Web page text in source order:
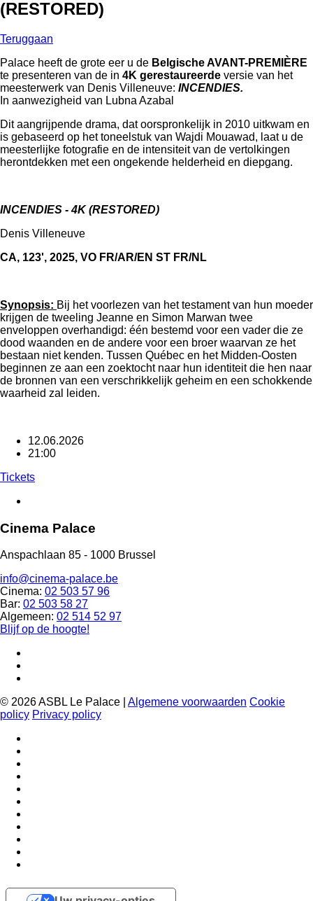
(RESTORED)
Teruggaan
Palace heeft de grote eer u de Belgische AVANT-PREMIÈRE
te presenteren van de in 4K gerestaureerde versie van het
meesterwerk van Denis Villeneuve: INCENDIES.
In aanwezigheid van Lubna Azabal
Dit aangrijpende drama, dat oorspronkelijk in 2010 uitkwam en
is gebaseerd op het toneelstuk van Wajdi Mouawad, laat u de
meesterlijke fotografie en de intensiteit van de vertolkingen
herontdekken met een ongekende helderheid en diepgang.
INCENDIES - 4K (RESTORED)
Denis Villeneuve
CA, 123', 2025, VO FR/AR/EN ST FR/NL
Synopsis: Bij het voorlezen van het testament van hun moeder
krijgen de tweeling Jeanne en Simon Marwan twee
enveloppen overhandigd: één bestemd voor een vader die ze
dood waanden en de andere voor een broer waarvan ze het
bestaan niet kenden. Tussen Québec en het Midden-Oosten
beginnen ze aan een zoektocht naar hun identiteit die hen naar
de bronnen van een verschrikkelijk geheim en een schokkende
waarheid zal leiden.
12.06.2026
21:00
Tickets
Cinema Palace
Anspachlaan 85 - 1000 Brussel
info@cinema-palace.be
Cinema: 02 503 57 96
Bar: 02 503 58 27
Algemeen: 02 514 52 97
Blijf op de hoogte!
© 2026 ASBL Le Palace | Algemene voorwaarden Cookie
policy Privacy policy